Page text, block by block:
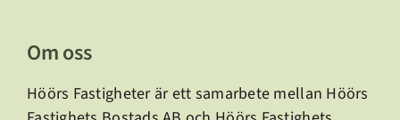
Om oss
Höörs Fastigheter är ett samarbete mellan Höörs